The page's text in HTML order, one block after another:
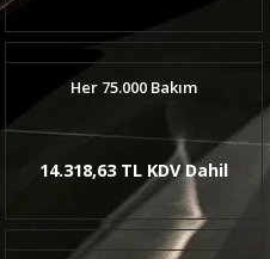
Her 75.000 Bakım
14.318,63 TL KDV Dahil